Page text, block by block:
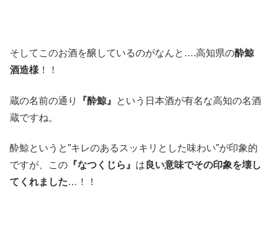
そしてこのお酒を醸しているのがなんと….高知県の酔鯨
酒造様 ！！
蔵の名前の通り 『酔鯨』
という日本酒が有名な高知の名酒
蔵ですね。
酔鯨というと”キレのあるスッキリとした味わい”が印象的
ですが、この 『なつくじら』 は 良い意味でその印象を壊し
てくれました…！！